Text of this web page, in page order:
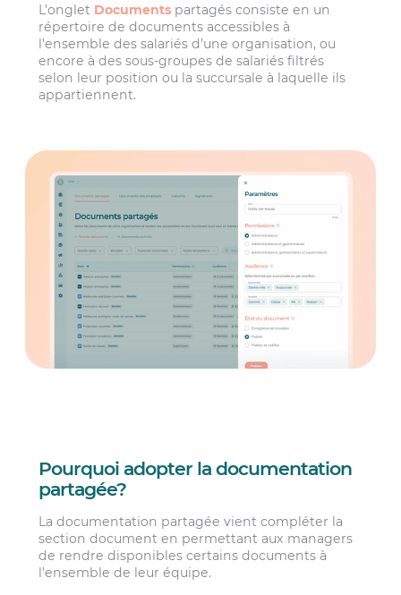
L’onglet Documents partagés consiste en un
répertoire de documents accessibles à
l’ensemble des salariés d’une organisation, ou
encore à des sous-groupes de salariés filtrés
selon leur position ou la succursale à laquelle ils
appartiennent.
Pourquoi adopter la documentation
partagée?
La documentation partagée vient compléter la
section document en permettant aux managers
de rendre disponibles certains documents à
l’ensemble de leur équipe.